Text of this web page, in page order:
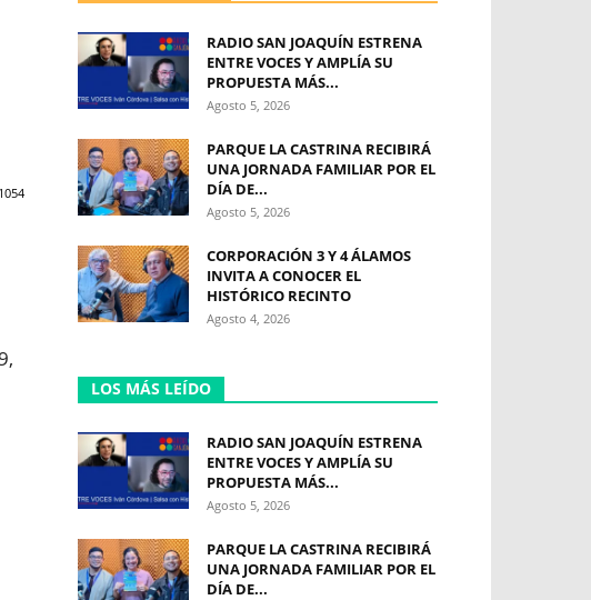
1054
RADIO SAN JOAQUÍN ESTRENA
ENTRE VOCES Y AMPLÍA SU
PROPUESTA MÁS...
Agosto 5, 2026
PARQUE LA CASTRINA RECIBIRÁ
UNA JORNADA FAMILIAR POR EL
DÍA DE...
Agosto 5, 2026
CORPORACIÓN 3 Y 4 ÁLAMOS
INVITA A CONOCER EL
HISTÓRICO RECINTO
Agosto 4, 2026
LOS MÁS LEÍDO
RADIO SAN JOAQUÍN ESTRENA
ENTRE VOCES Y AMPLÍA SU
PROPUESTA MÁS...
Agosto 5, 2026
PARQUE LA CASTRINA RECIBIRÁ
UNA JORNADA FAMILIAR POR EL
DÍA DE...